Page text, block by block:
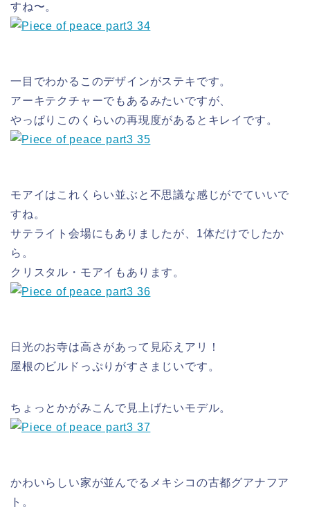
すね〜。
一目でわかるこのデザインがステキです。
アーキテクチャーでもあるみたいですが、
やっぱりこのくらいの再現度があるとキレイです。
モアイはこれくらい並ぶと不思議な感じがでていいで
すね。
サテライト会場にもありましたが、1体だけでしたか
ら。
クリスタル・モアイもあります。
日光のお寺は高さがあって見応えアリ！
屋根のビルドっぷりがすさまじいです。
ちょっとかがみこんで見上げたいモデル。
かわいらしい家が並んでるメキシコの古都グアナフア
ト。